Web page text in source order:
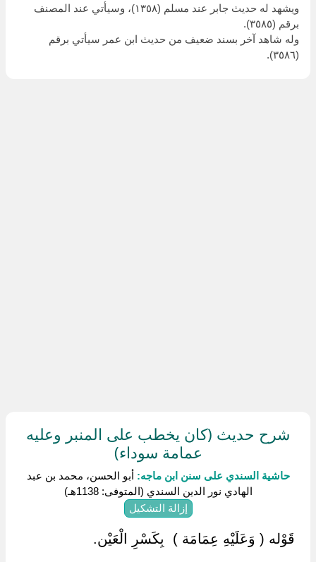
ويشهد له حديث جابر عند مسلم (١٣٥٨)، وسيأتي عند المصنف
برقم (٣٥٨٥).
وله شاهد آخر بسند ضعيف من حديث ابن عمر سيأتي برقم
(٣٥٨٦).
شرح حديث (كان يخطب على المنبر وعليه
عمامة سوداء)
حاشية السندي على سنن ابن ماجه: أبو الحسن، محمد بن عبد
الهادي نور الدين السندي (المتوفى: 1138هـ)
إزالة التشكيل
‏ ‏قَوْله ( وَعَلَيْهِ عِمَامَة ) ‏ ‏بِكَسْرِ الْعَيْن.